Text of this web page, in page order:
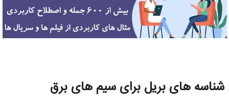
شناسه های بریل برای سیم های برق